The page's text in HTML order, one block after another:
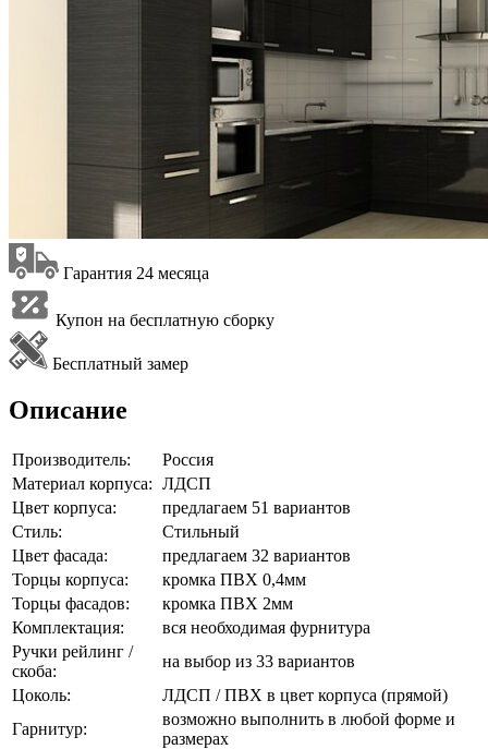
Гарантия 24 месяца
Купон на бесплатную сборку
Бесплатный замер
Описание
Производитель:
Россия
Материал корпуса: ЛДСП
Цвет корпуса:
предлагаем 51 вариантов
Стиль:
Стильный
Цвет фасада:
предлагаем 32 вариантов
Торцы корпуса:
кромка ПВХ 0,4мм
Торцы фасадов:
кромка ПВХ 2мм
Комплектация:
вся необходимая фурнитура
Ручки рейлинг /
скоба:
на выбор из 33 вариантов
Цоколь:
ЛДСП / ПВХ в цвет корпуса (прямой)
Гарнитур:
возможно выполнить в любой форме и
размерах